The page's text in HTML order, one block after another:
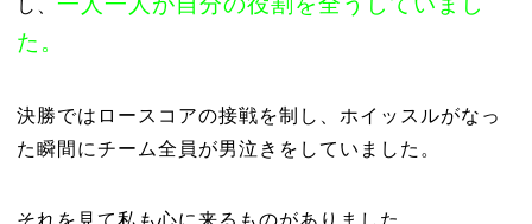
し、
た。
決勝ではロースコアの接戦を制し、ホイッスルがなっ
た瞬間にチーム全員が男泣きをしていました。
それを見て私も心に来るものがありました。